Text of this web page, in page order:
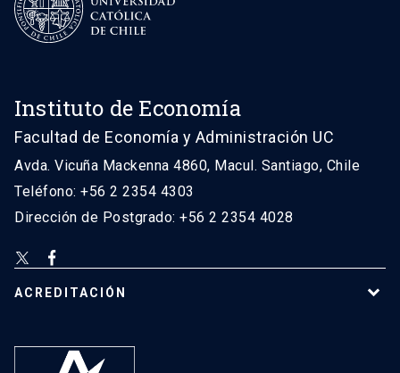
Instituto de Economía
Facultad de Economía y Administración UC
Avda. Vicuña Mackenna 4860, Macul. Santiago, Chile
Teléfono: +56 2 2354 4303
Dirección de Postgrado: +56 2 2354 4028
ACREDITACIÓN